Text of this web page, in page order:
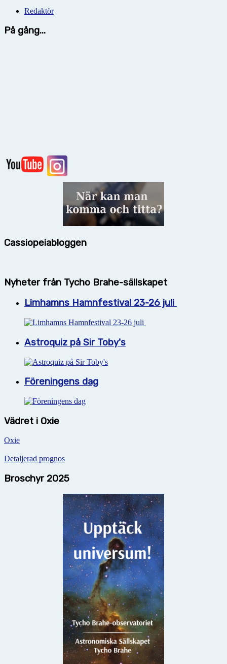
Redaktör
På gång...
Cassiopeiabloggen
Nyheter från Tycho Brahe-sällskapet
Limhamns Hamnfestival 23-26 juli
Astroquiz på Sir Toby's
Föreningens dag
Vädret i Oxie
Oxie
Detaljerad prognos
Broschyr 2025